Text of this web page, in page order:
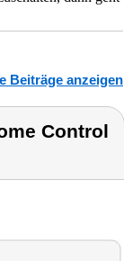
Beiträge anzeigen
Control